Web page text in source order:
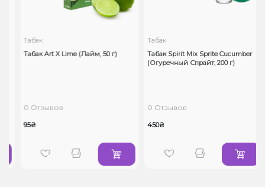
Табак
Табак Art X Lime (Лайм, 50 г)
0 Отзывов
95₴
Табак
Табак Spirit Mix Sprite Cucumber
(Огуречный Спрайт, 200 г)
0 Отзывов
450₴